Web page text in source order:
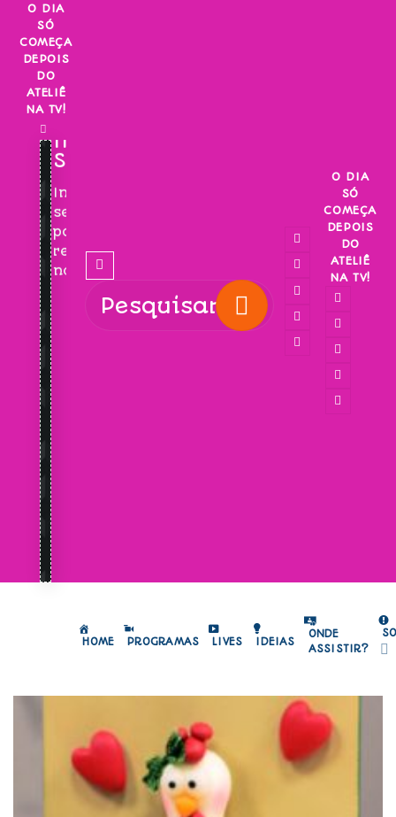
Skip
content
O DIA
SÓ
COMEÇA
DEPOIS
DO
ATELIÊ
NA TV!
INSCREVA-
SE!
Inscreva-
se
para
receber
novidades!
O DIA
SÓ
COMEÇA
DEPOIS
DO
ATELIÊ
NA TV!
HOME PROGRAMAS LIVES IDEIAS
ONDE
ASSISTIR?